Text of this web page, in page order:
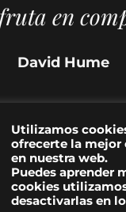
en
David Hume
Utilizamos
ofrecerte la mejor
en nuestra web.
Puedes aprender
cookies
desactivarlas en